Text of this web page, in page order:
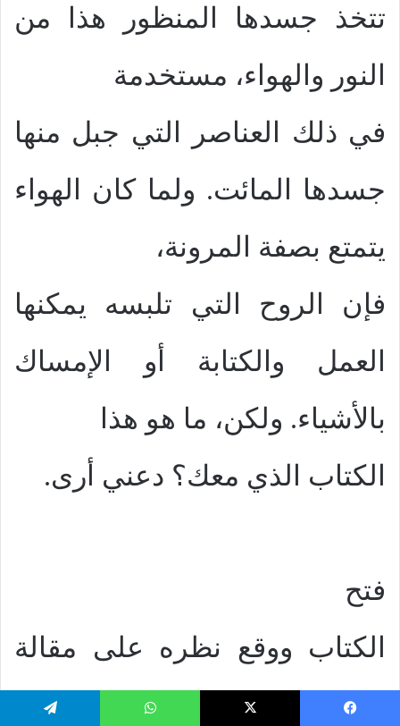
تتخذ جسدها المنظور هذا من
النور والهواء، مستخدمة
في ذلك العناصر التي جبل منها
جسدها المائت. ولما كان الهواء
يتمتع بصفة المرونة،
فإن الروح التي تلبسه يمكنها
العمل والكتابة أو الإمساك
بالأشياء. ولكن، ما هو هذا
الكتاب الذي معك؟ دعني أرى.
فتح
الكتاب ووقع نظره على مقالة
سمعان اللاهوتي الجديد فقال: